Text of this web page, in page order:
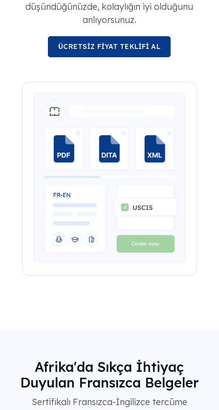
düşündüğünüzde, kolaylığın iyi olduğunu
anlıyorsunuz.
ÜCRETSİZ FİYAT TEKLİFİ AL
Afrika'da Sıkça İhtiyaç
Duyulan Fransızca Belgeler
Sertifikalı Fransızca-İngilizce tercüme